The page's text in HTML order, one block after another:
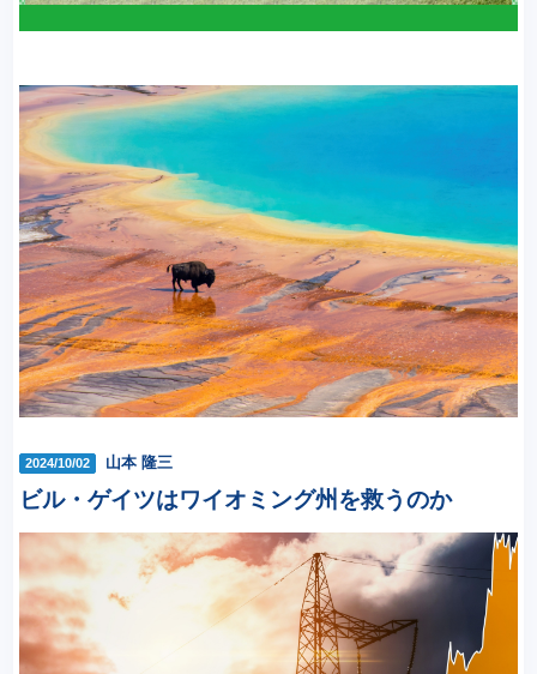
2024/10/02 山本 隆三
ビル・ゲイツはワイオミング州を救うのか